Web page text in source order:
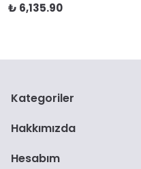
₺ 6,135.90
Kategoriler
Hakkımızda
Hesabım